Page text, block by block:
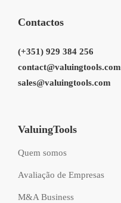
Contactos
(+351) 929 384 256
contact@valuingtools.com
sales@valuingtools.com
ValuingTools
Quem somos
Avaliação de Empresas
M&A Business